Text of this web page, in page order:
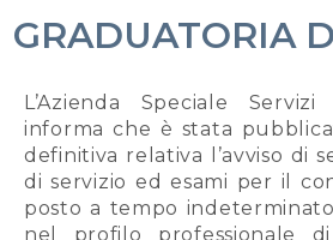
GRADUATORIA
L’Azienda Speciale Servizi
informa che è stata
definitiva relativa l’avviso di
di servizio ed esami per il
posto a tempo
nel profilo professionale